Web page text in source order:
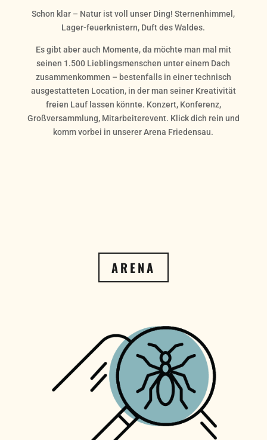
Schon klar – Natur ist voll unser Ding! Sternenhimmel,
Lager-feuerknistern, Duft des Waldes.
Es gibt aber auch Momente, da möchte man mal mit
seinen 1.500 Lieblingsmenschen unter einem Dach
zusammenkommen – bestenfalls in einer technisch
ausgestatteten Location, in der man seiner Kreativität
freien Lauf lassen könnte. Konzert, Konferenz,
Großversammlung, Mitarbeiterevent. Klick dich rein und
komm vorbei in unserer Arena Friedensau.
ARENA